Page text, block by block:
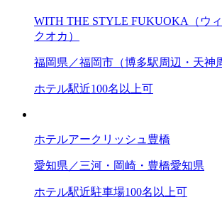
WITH THE STYLE FUKUOKA（ウ
クオカ）
福岡県／福岡市（博多駅周辺・天神
ホテル駅近100名以上可
ホテルアークリッシュ豊橋
愛知県／三河・岡崎・豊橋愛知県
ホテル駅近駐車場100名以上可